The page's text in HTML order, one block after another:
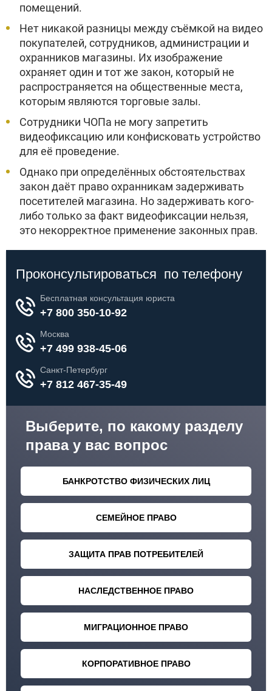
помещений.
Нет никакой разницы между съёмкой на видео
покупателей, сотрудников, администрации и
охранников магазины. Их изображение
охраняет один и тот же закон, который не
распространяется на общественные места,
которым являются торговые залы.
Сотрудники ЧОПа не могу запретить
видеофиксацию или конфисковать устройство
для её проведение.
Однако при определённых обстоятельствах
закон даёт право охранникам задерживать
посетителей магазина. Но задерживать кого-
либо только за факт видеофиксации нельзя,
это некорректное применение законных прав.